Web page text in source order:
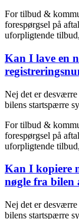
For tilbud &
forespørgsel på
uforpligtende tilbud,
Kan I lave en
Nej det er
bilens startspærre
For tilbud &
forespørgsel på
uforpligtende tilbud,
Kan I kopiere
nøgle fra bilen
Nej det er
bilens startspærre